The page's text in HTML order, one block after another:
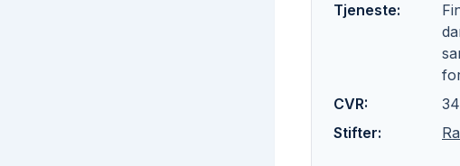
Tjeneste:
CVR:
Stifter: